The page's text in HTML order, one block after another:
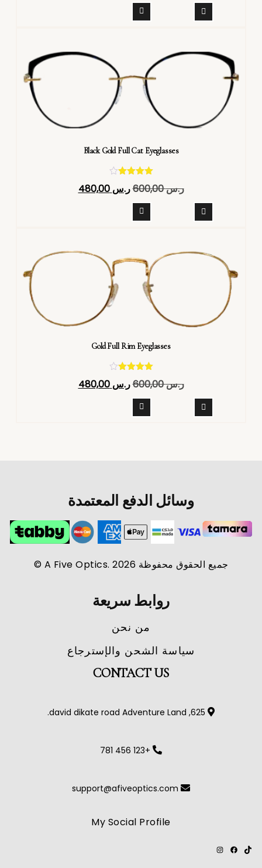
Black Gold Full Cat Eyeglasses
4.40
ر.س600,00 ر.س 480,00
Gold Full Rim Eyeglasses
تم التقييم
4.40
ر.س600,00 ر.س 480,00
وسائل الدفع المعتمدة
جميع الحقوق محفوظة A Five Optics. 2026 ©
روابط سريعة
من نحن
سياسة الشحن والإسترجاع
CONTACT US
625, david dikate road Adventure Land.
+123 456 781
support@afiveoptics.com
My Social Profile